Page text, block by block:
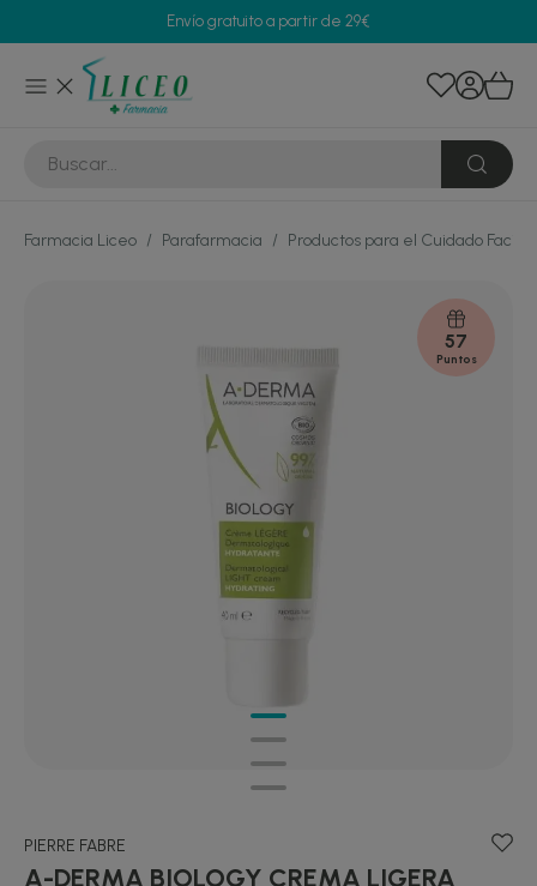
Envío gratuito a partir de 29€
Farmacia Liceo / Parafarmacia / Productos para el Cuidado Facial
57
Puntos
PIERRE FABRE
A-DERMA BIOLOGY CREMA LIGERA